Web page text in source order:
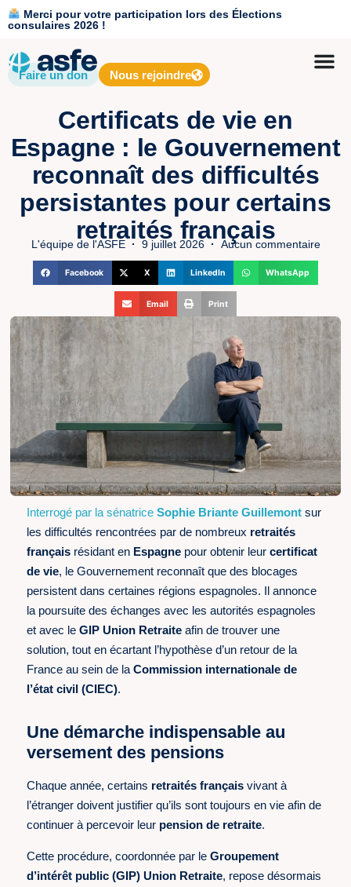
Merci pour votre participation lors des Élections
consulaires 2026 !
Faire un don Nous rejoindre
Certificats de vie en
Espagne : le Gouvernement
reconnaît des difficultés
persistantes pour certains
retraités français
L'équipe de l'ASFE 9 juillet 2026 Aucun commentaire
Facebook X LinkedIn WhatsApp
Email Print
Interrogé par la sénatriceSophie Briante Guillemont sur
les difficultés rencontrées par de nombreux retraités
français résidant en Espagne pour obtenir leurcertificat
de vie, le Gouvernement reconnaît que des blocages
persistent dans certaines régions espagnoles. Il annonce
la poursuite des échanges avec les autorités espagnoles
et avec leGIP Union Retraite afin de trouver une
solution, tout en écartant l’hypothèse d’un retour de la
France au sein de laCommission internationale de
l’état civil (CIEC).
Une démarche indispensable au
versement des pensions
Chaque année, certains retraités français vivant à
l’étranger doivent justifier qu’ils sont toujours en vie afin de
continuer à percevoir leur pension de retraite.
Cette procédure, coordonnée par leGroupement
d’intérêt public (GIP) Union Retraite, repose désormais